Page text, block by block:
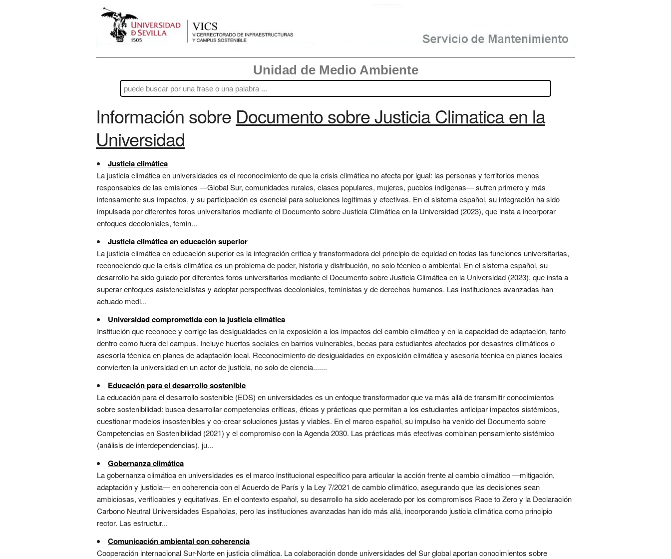
Unidad de Medio Ambiente
Información sobre Documento sobre Justicia Climatica en la
Universidad
Justicia climática
La justicia climática en universidades es el reconocimiento de que la crisis climática no afecta por igual: las personas y territorios menos
responsables de las emisiones —Global Sur, comunidades rurales, clases populares, mujeres, pueblos indígenas— sufren primero y más
intensamente sus impactos, y su participación es esencial para soluciones legítimas y efectivas. En el sistema español, su integración ha sido
impulsada por diferentes foros universitarios mediante el Documento sobre Justicia Climática en la Universidad (2023), que insta a incorporar
enfoques decoloniales, femin...
Justicia climática en educación superior
La justicia climática en educación superior es la integración crítica y transformadora del principio de equidad en todas las funciones universitarias,
reconociendo que la crisis climática es un problema de poder, historia y distribución, no solo técnico o ambiental. En el sistema español, su
desarrollo ha sido guiado por diferentes foros universitarios mediante el Documento sobre Justicia Climática en la Universidad (2023), que insta a
superar enfoques asistencialistas y adoptar perspectivas decoloniales, feministas y de derechos humanos. Las instituciones avanzadas han
actuado medi...
Universidad comprometida con la justicia climática
Institución que reconoce y corrige las desigualdades en la exposición a los impactos del cambio climático y en la capacidad de adaptación, tanto
dentro como fuera del campus. Incluye huertos sociales en barrios vulnerables, becas para estudiantes afectados por desastres climáticos o
asesoría técnica en planes de adaptación local. Reconocimiento de desigualdades en exposición climática y asesoría técnica en planes locales
convierten la universidad en un actor de justicia, no solo de ciencia.......
Educación para el desarrollo sostenible
La educación para el desarrollo sostenible (EDS) en universidades es un enfoque transformador que va más allá de transmitir conocimientos
sobre sostenibilidad: busca desarrollar competencias críticas, éticas y prácticas que permitan a los estudiantes anticipar impactos sistémicos,
cuestionar modelos insostenibles y co-crear soluciones justas y viables. En el marco español, su impulso ha venido del Documento sobre
Competencias en Sostenibilidad (2021) y el compromiso con la Agenda 2030. Las prácticas más efectivas combinan pensamiento sistémico
(análisis de interdependencias), ju...
Gobernanza climática
La gobernanza climática en universidades es el marco institucional específico para articular la acción frente al cambio climático —mitigación,
adaptación y justicia— en coherencia con el Acuerdo de París y la Ley 7/2021 de cambio climático, asegurando que las decisiones sean
ambiciosas, verificables y equitativas. En el contexto español, su desarrollo ha sido acelerado por los compromisos Race to Zero y la Declaración
Carbono Neutral Universidades Españolas, pero las instituciones avanzadas han ido más allá, incorporando justicia climática como principio
rector. Las estructur...
Comunicación ambiental con coherencia
Cooperación internacional Sur-Norte en justicia climática. La colaboración donde universidades del Sur global aportan conocimientos sobre